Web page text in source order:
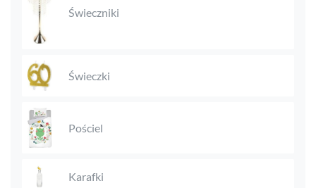
Świeczniki
Świeczki
Pościel
Karafki